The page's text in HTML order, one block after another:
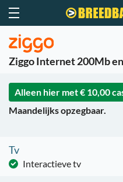
Ziggo Internet 200Mb
Alleen hier met€ 10,00
Maandelijks opzegbaar.
Tv
Interactieve tv